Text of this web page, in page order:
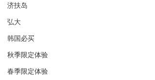
济扶岛
弘大
韩国必买
秋季限定体验
春季限定体验